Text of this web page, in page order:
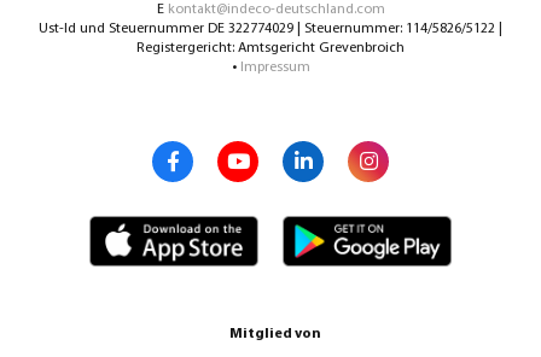
E kontakt@indeco-deutschland.com
Ust-Id und Steuernummer DE 322774029 | Steuernummer: 114/5826/5122 |
Registergericht: Amtsgericht Grevenbroich
• Impressum
Mitglied von